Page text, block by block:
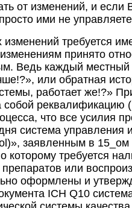
от изменений, и если
ими не
требуется
принято
Ведь каждый местный
или обратная
работает же!?»
собой реквалификацию
что все усилия
система управления
заявленным в
требуется
или
оформлены и
ICH Q10